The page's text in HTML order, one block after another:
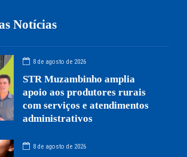
Notícias
8 de agosto de 2026
STR Muzambinho amplia
apoio aos produtores rurais
com serviços e atendimentos
administrativos
8 de agosto de 2026